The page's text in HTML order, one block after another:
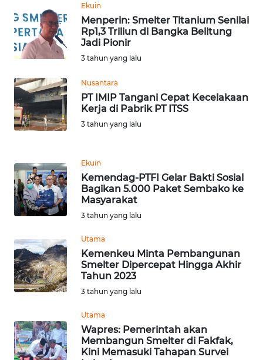
Ekuin
Menperin: Smelter Titanium Senilai
Rp1,3 Triliun di Bangka Belitung
Jadi Pionir
3 tahun yang lalu
Nusantara
PT IMIP Tangani Cepat Kecelakaan
Kerja di Pabrik PT ITSS
3 tahun yang lalu
Ekuin
Kemendag-PTFI Gelar Bakti Sosial
Bagikan 5.000 Paket Sembako ke
Masyarakat
3 tahun yang lalu
Utama
Kemenkeu Minta Pembangunan
Smelter Dipercepat Hingga Akhir
Tahun 2023
3 tahun yang lalu
Utama
Wapres: Pemerintah akan
Membangun Smelter di Fakfak,
Kini Memasuki Tahapan Survei
WN
GORONTALO
SULUT
WN
MALUKU
MALUT
WN
DAIRI
WN
DANAU
TOBA
WN
LANGKAT